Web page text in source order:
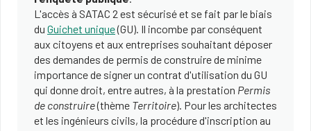
L'accès à SATAC 2 est sécurisé et se fait par le biais
du Guichet unique(GU). Il incombe par conséquent
aux citoyens et aux entreprises souhaitant déposer
des demandes de permis de construire de minime
importance de signer un contrat d'utilisation du GU
qui donne droit, entre autres, à la prestation Permis
de construire(thème Territoire). Pour les architectes
et les ingénieurs civils, la procédure d'inscription au